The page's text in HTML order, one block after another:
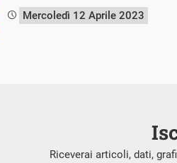
Mercoledì 12 Aprile 2023
Riceverai articoli, dati,